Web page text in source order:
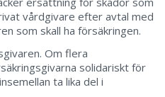
vårdgivare efter avtal med
som skall ha försäkringen.
Om flera
solidariskt för
ta lika del i